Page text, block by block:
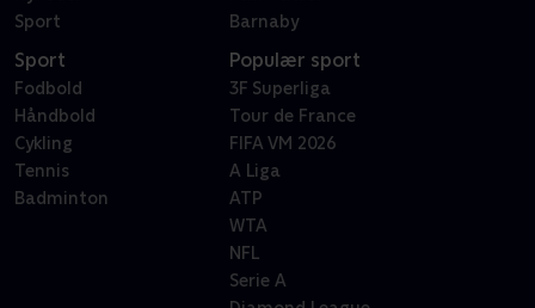
Sport
Barnaby
Sport
Fodbold
Håndbold
Cykling
Tennis
Badminton
Populær sport
3F Superliga
Tour de France
FIFA VM 2026
A Liga
ATP
WTA
NFL
Serie A